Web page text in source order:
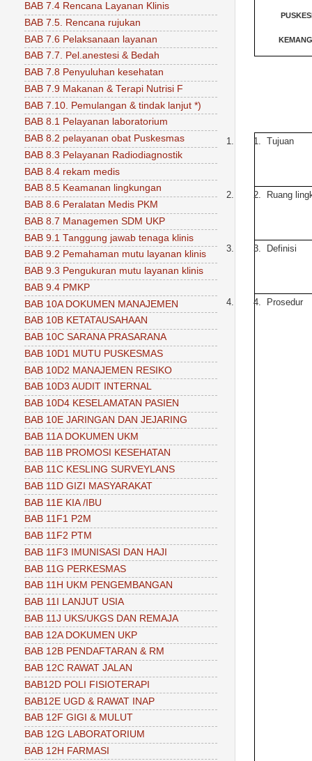
1. 1. Tujuan
2. 2. Ruang
3. 3. Definisi
4. 4. Prosedur
BAB 7.4 Rencana Layanan Klinis
BAB 7.5. Rencana rujukan
BAB 7.6 Pelaksanaan layanan
BAB 7.7. Pel.anestesi & Bedah
BAB 7.8 Penyuluhan kesehatan
BAB 7.9 Makanan & Terapi Nutrisi F
BAB 7.10. Pemulangan & tindak lanjut *)
BAB 8.1 Pelayanan laboratorium
BAB 8.2 pelayanan obat Puskesmas
BAB 8.3 Pelayanan Radiodiagnostik
BAB 8.4 rekam medis
BAB 8.5 Keamanan lingkungan
BAB 8.6 Peralatan Medis PKM
BAB 8.7 Managemen SDM UKP
BAB 9.1 Tanggung jawab tenaga klinis
BAB 9.2 Pemahaman mutu layanan klinis
BAB 9.3 Pengukuran mutu layanan klinis
BAB 9.4 PMKP
BAB 10A DOKUMEN MANAJEMEN
BAB 10B KETATAUSAHAAN
BAB 10C SARANA PRASARANA
BAB 10D1 MUTU PUSKESMAS
BAB 10D2 MANAJEMEN RESIKO
BAB 10D3 AUDIT INTERNAL
BAB 10D4 KESELAMATAN PASIEN
BAB 10E JARINGAN DAN JEJARING
BAB 11A DOKUMEN UKM
BAB 11B PROMOSI KESEHATAN
BAB 11C KESLING SURVEYLANS
BAB 11D GIZI MASYARAKAT
BAB 11E KIA /IBU
BAB 11F1 P2M
BAB 11F2 PTM
BAB 11F3 IMUNISASI DAN HAJI
BAB 11G PERKESMAS
BAB 11H UKM PENGEMBANGAN
BAB 11I LANJUT USIA
BAB 11J UKS/UKGS DAN REMAJA
BAB 12A DOKUMEN UKP
BAB 12B PENDAFTARAN & RM
BAB 12C RAWAT JALAN
BAB12D POLI FISIOTERAPI
BAB12E UGD & RAWAT INAP
BAB 12F GIGI & MULUT
BAB 12G LABORATORIUM
BAB 12H FARMASI